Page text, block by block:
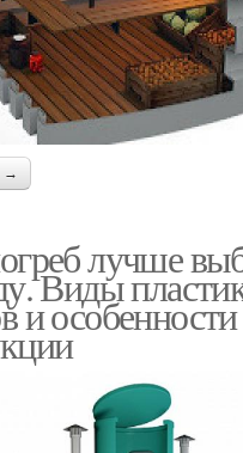
→
лучше
Виды
и особенности